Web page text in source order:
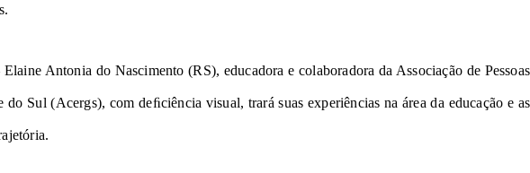
Elaine Antonia do Nascimento (RS), educadora e colaboradora da Associação de Pessoas
Sul (Acergs), com deﬁciência visual, trará suas experiências na área da educação e as